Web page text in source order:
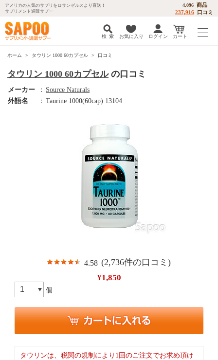
アメリカの人気のサプリをロサンゼルスより直送！
サプリメント通販サプー
4,096 商品
237,916 口コミ
検 索 お気に入り ログイン カート
ホーム タウリン 1000 60カプセル 口コミ
タウリン 1000 60カプセルの口コミ
メーカー ： Source Naturals
外語名
： Taurine 1000(60cap) 13104
4.58 (2,736件の口コミ)
¥1,850
個
タウリンは、税関の規制により1回のご注文でお求め頂け